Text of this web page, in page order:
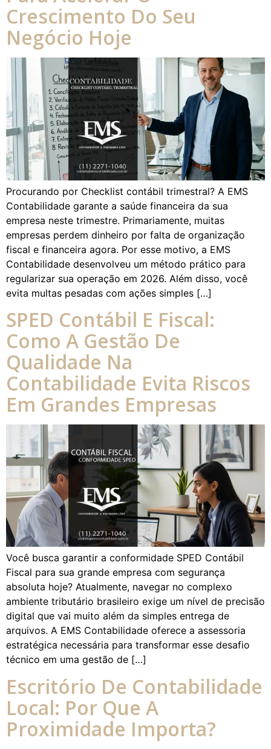
Crescimento Do Seu
Negócio Hoje
Procurando por Checklist contábil trimestral? A EMS
Contabilidade garante a saúde financeira da sua
empresa neste trimestre. Primariamente, muitas
empresas perdem dinheiro por falta de organização
fiscal e financeira agora. Por esse motivo, a EMS
Contabilidade desenvolveu um método prático para
regularizar sua operação em 2026. Além disso, você
evita multas pesadas com ações simples […]
SPED Contábil E Fiscal:
Como A Gestão De
Qualidade Na
Contabilidade Evita Riscos
Em Grandes Empresas
Você busca garantir a conformidade SPED Contábil
Fiscal para sua grande empresa com segurança
absoluta hoje? Atualmente, navegar no complexo
ambiente tributário brasileiro exige um nível de precisão
digital que vai muito além da simples entrega de
arquivos. A EMS Contabilidade oferece a assessoria
estratégica necessária para transformar esse desafio
técnico em uma gestão de […]
Escritório De Contabilidade
Local: Por Que A
Proximidade Importa?